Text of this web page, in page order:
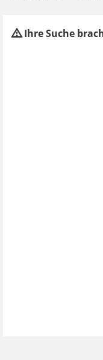
Ihre Suche